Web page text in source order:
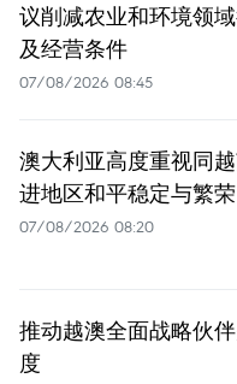
议削减农业和环境领
及经营条件
07/08/2026 08:45
澳大利亚高度重视同
进地区和平稳定与繁荣
07/08/2026 08:20
推动越澳全面战略伙
度